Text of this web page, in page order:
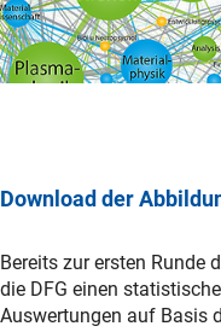
Download der
Bereits zur ersten Runde
die DFG einen
Auswertungen auf Basis